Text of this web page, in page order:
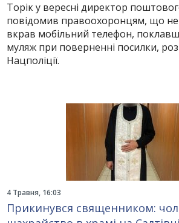
Торік у вересні директор
повідомив правоохоронцям, що
вкрав мобільний телефон,
муляж при поверненні посилки,
Нацполіції.
4 Травня, 16:03
Прикинувся священником: